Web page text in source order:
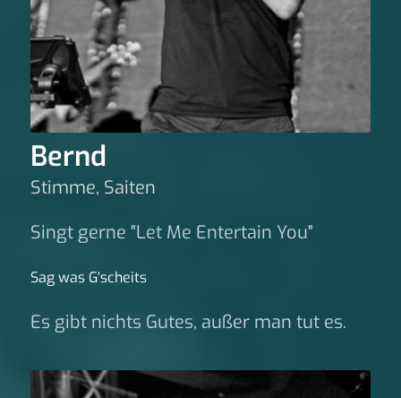
Bernd
Stimme, Saiten
Singt gerne "Let Me Entertain You"
Sag was G‘scheits
Es gibt nichts Gutes, außer man tut es.